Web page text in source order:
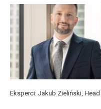
Eksperci: Jakub Zieliński,